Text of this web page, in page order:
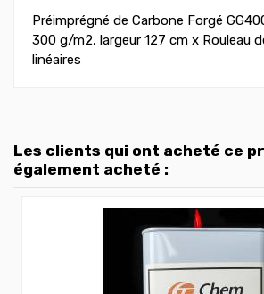
Préimprégné de Carbone Forgé
300 g/m2, largeur 127 cm x Rouleau
linéaires
Les clients qui ont acheté ce
également acheté :